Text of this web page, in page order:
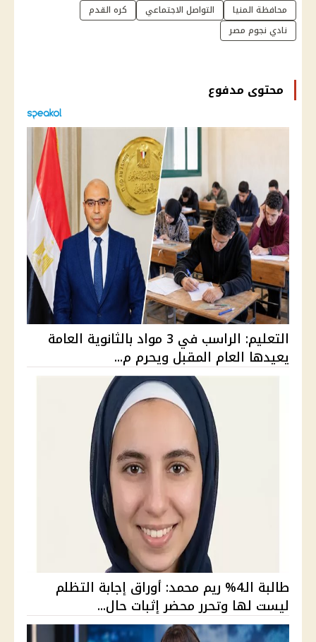
محافظة المنيا التواصل الاجتماعي
كره القدم
نادي نجوم مصر
محتوى مدفوع
التعليم: الراسب في 3 مواد بالثانوية العامة
يعيدها العام المقبل ويحرم م...
طالبة الـ4% ريم محمد: أوراق إجابة التظلم
ليست لها وتحرر محضر إثبات حال...